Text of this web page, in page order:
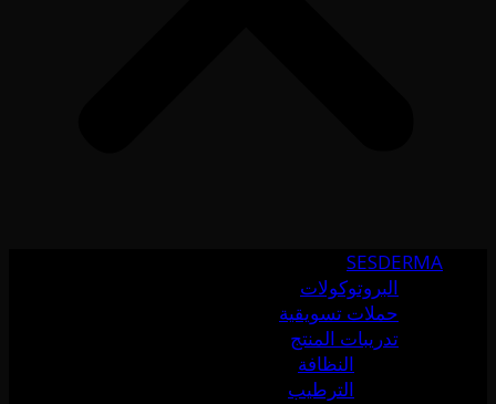
SESDERMA
البروتوكولات
حملات تسويقية
تدريبات المنتج
النظافة
الترطيب